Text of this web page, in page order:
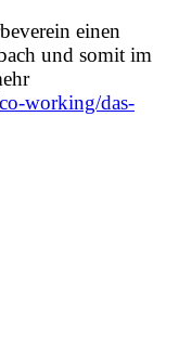
einen
und somit im
working/das-